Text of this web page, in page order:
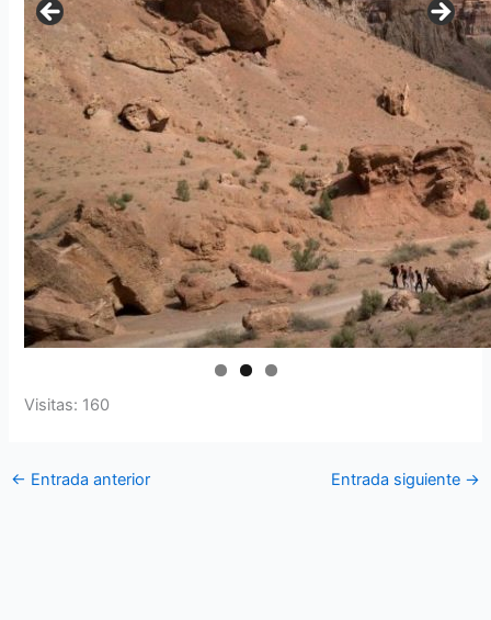
Visitas: 160
← Entrada anterior Entrada siguiente →